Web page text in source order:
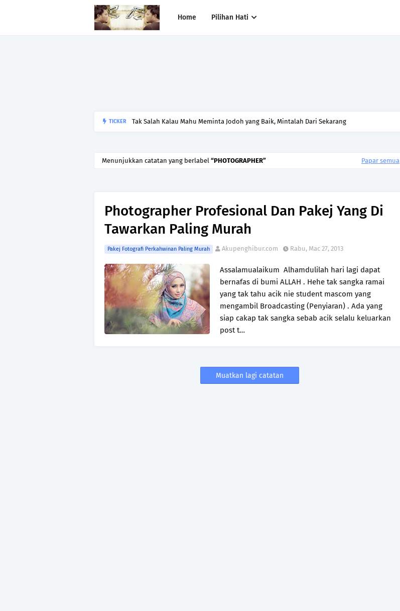
Home Pilihan Hati
TICKER Tak Salah Kalau Mahu Meminta Jodoh yang Baik, Mintalah Dari Sekarang
Menunjukkan catatan yang berlabel PHOTOGRAPHER Papar semua
Photographer Profesional Dan Pakej Yang Di
Tawarkan Paling Murah
Pakej Fotografi Perkahwinan Paling Murah Akupenghibur.com Rabu, Mac 27, 2013
Assalamualaikum Alhamdulilah hari lagi dapat
bernafas di bumi ALLAH . Hehe tak sangka ramai
yang tak tahu acik nie student mascom yang
mengambil Broadcasting (Penyiaran) . Ada yang
siap cakap tak sangka sebab acik selalu keluarkan
post t…
Muatkan lagi catatan